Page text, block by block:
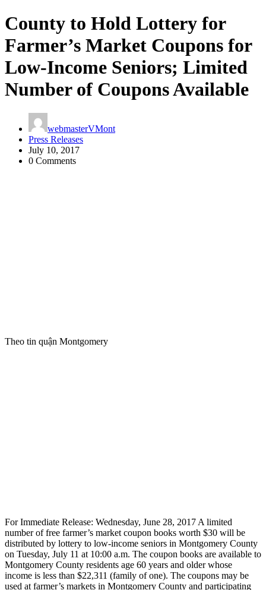
County to Hold Lottery for
Farmer’s Market Coupons for
Low-Income Seniors; Limited
Number of Coupons Available
webmasterVMont
Press Releases
July 10, 2017
0 Comments
Theo tin quận Montgomery
For Immediate Release: Wednesday, June 28, 2017 A limited
number of free farmer’s market coupon books worth $30 will be
distributed by lottery to low-income seniors in Montgomery County
on Tuesday, July 11 at 10:00 a.m. The coupon books are available to
Montgomery County residents age 60 years and older whose
income is less than $22,311 (family of one). The coupons may be
used at farmer’s markets in Montgomery County and participating